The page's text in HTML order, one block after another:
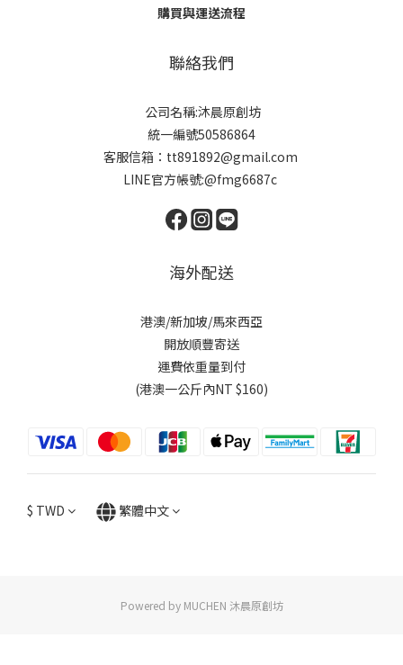
購買與運送流程
聯絡我們
公司名稱:沐晨原創坊
統一編號50586864
客服信箱：tt891892@gmail.com
LINE官方帳號:@fmg6687c
海外配送
港澳/新加坡/馬來西亞
開放順豐寄送
運費依重量到付
(港澳一公斤內NT $160)
$ TWD 繁體中文
Powered by MUCHEN 沐晨原創坊